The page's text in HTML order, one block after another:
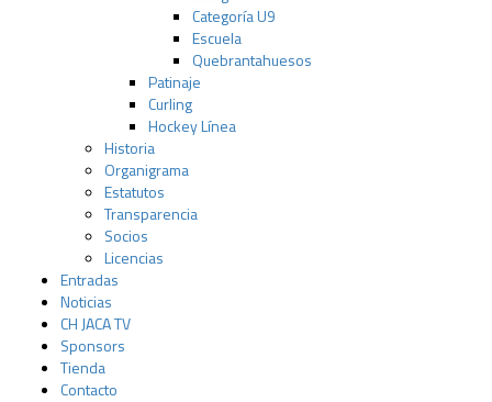
Categoría U9
Escuela
Quebrantahuesos
Patinaje
Curling
Hockey Línea
Historia
Organigrama
Estatutos
Transparencia
Socios
Licencias
Entradas
Noticias
CH JACA TV
Sponsors
Tienda
Contacto